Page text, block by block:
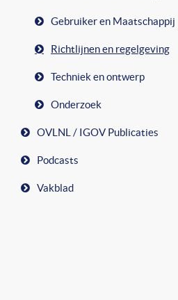
Gebruiker en Maatschappij
Richtlijnen en regelgeving
Techniek en ontwerp
Onderzoek
OVLNL / IGOV Publicaties
Podcasts
Vakblad